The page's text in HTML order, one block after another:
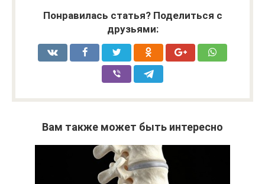
Понравилась статья? Поделиться с
друзьями:
Вам также может быть интересно